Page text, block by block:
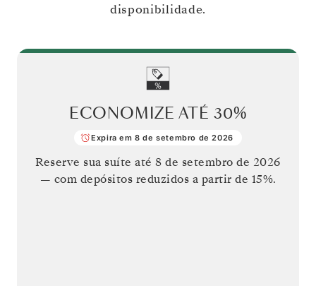
disponibilidade.
ECONOMIZE ATÉ 30%
Expira em 8 de setembro de 2026
Reserve sua suíte até8 de setembro de 2026
— com depósitos reduzidos a partir de 15%.